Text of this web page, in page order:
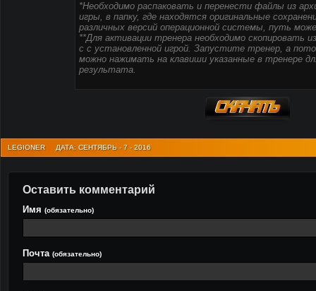
*Необходимо распаковать и перенести файлы из
игры, в папку, где находятся оригинальные
различных версий операционной системы, путь
**Для активации тренера необходимо скопировать
с с установленной игрой. Запустите тренер, а
можно нажимать на клавиши указанные в тренере
результата.
LEGIONER ДАТА: СЕНТЯБРЬ - 7 - 2016
Оставить комментарий
Имя (обязательно)
Почта (обязательно)